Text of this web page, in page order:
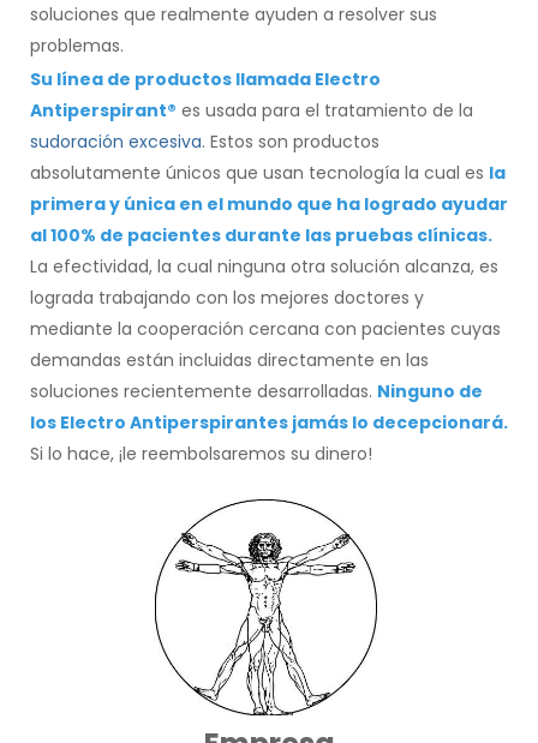
soluciones que realmente ayuden a resolver sus
problemas.
Su línea de productos llamada Electro
Antiperspirant® es usada para el tratamiento de la
sudoración excesiva. Estos son productos
absolutamente únicos que usan tecnología la cual es la
primera y única en el mundo que ha logrado ayudar
al 100% de pacientes durante las pruebas clínicas.
La efectividad, la cual ninguna otra solución alcanza, es
lograda trabajando con los mejores doctores y
mediante la cooperación cercana con pacientes cuyas
demandas están incluidas directamente en las
soluciones recientemente desarrolladas. Ninguno de
los Electro Antiperspirantes jamás lo decepcionará.
Si lo hace, ¡le reembolsaremos su dinero!